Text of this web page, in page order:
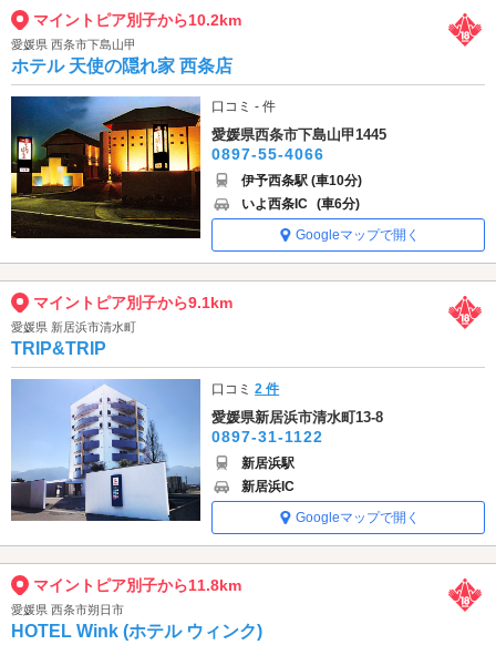
マイントピア別子から10.2km
愛媛県 西条市下島山甲
ホテル 天使の隠れ家 西条店
口コミ - 件
愛媛県西条市下島山甲1445
0897-55-4066
伊予西条駅 (車10分)
いよ西条IC (車6分)
Googleマップで開く
マイントピア別子から9.1km
愛媛県 新居浜市清水町
TRIP&TRIP
口コミ2 件
愛媛県新居浜市清水町13-8
0897-31-1122
新居浜駅
新居浜IC
Googleマップで開く
マイントピア別子から11.8km
愛媛県 西条市朔日市
HOTEL Wink (ホテル ウィンク)